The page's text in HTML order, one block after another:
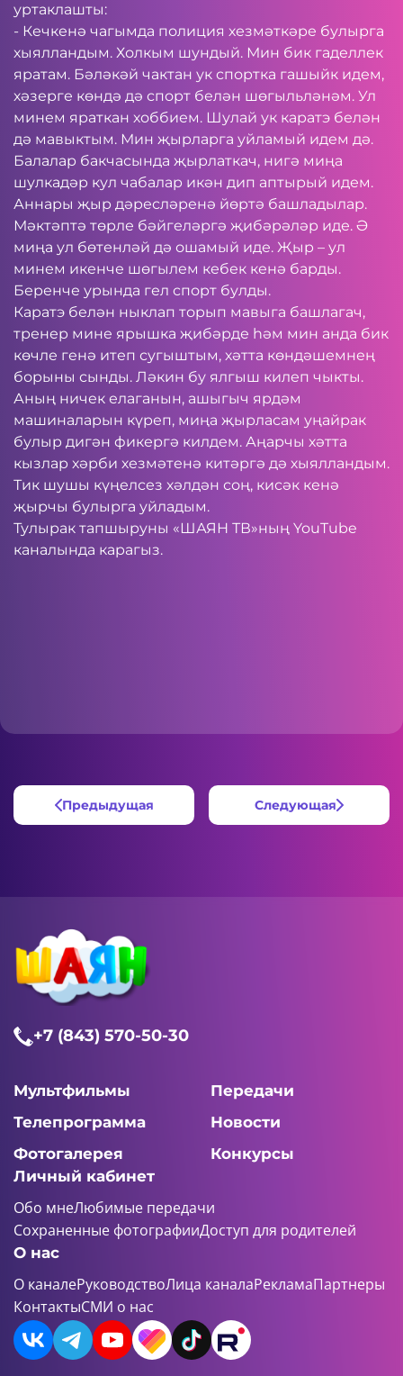
уртаклашты:
- Кечкенә чагымда полиция хезмәткәре булырга
хыялландым. Холкым шундый. Мин бик гаделлек
яратам. Бәләкәй чактан ук спортка гашыйк идем,
хәзерге көндә дә спорт белән шөгыльләнәм. Ул
минем яраткан хоббием. Шулай ук каратэ белән
дә мавыктым. Мин җырларга уйламый идем дә.
Балалар бакчасында җырлаткач, нигә миңа
шулкадәр кул чабалар икән дип аптырый идем.
Аннары җыр дәресләренә йөртә башладылар.
Мәктәптә төрле бәйгеләргә җибәрәләр иде. Ә
миңа ул бөтенләй дә ошамый иде. Җыр – ул
минем икенче шөгылем кебек кенә барды.
Беренче урында гел спорт булды.
Каратэ белән ныклап торып мавыга башлагач,
тренер мине ярышка җибәрде һәм мин анда бик
көчле генә итеп сугыштым, хәтта көндәшемнең
борыны сынды. Ләкин бу ялгыш килеп чыкты.
Аның ничек елаганын, ашыгыч ярдәм
машиналарын күреп, миңа җырласам уңайрак
булыр дигән фикергә килдем. Аңарчы хәтта
кызлар хәрби хезмәтенә китәргә дә хыялландым.
Тик шушы күңелсез хәлдән соң, кисәк кенә
җырчы булырга уйладым.
Тулырак тапшыруны «ШАЯН ТВ»ның YouTube
каналында карагыз.
Предыдущая Следующая
+7 (843) 570-50-30
Мультфильмы
Передачи
Телепрограмма
Новости
Фотогалерея
Конкурсы
Личный кабинет
Обо мнеЛюбимые передачи
Сохраненные фотографииДоступ для родителей
О нас
О каналеРуководствоЛица каналаРекламаПартнеры
КонтактыСМИ о нас